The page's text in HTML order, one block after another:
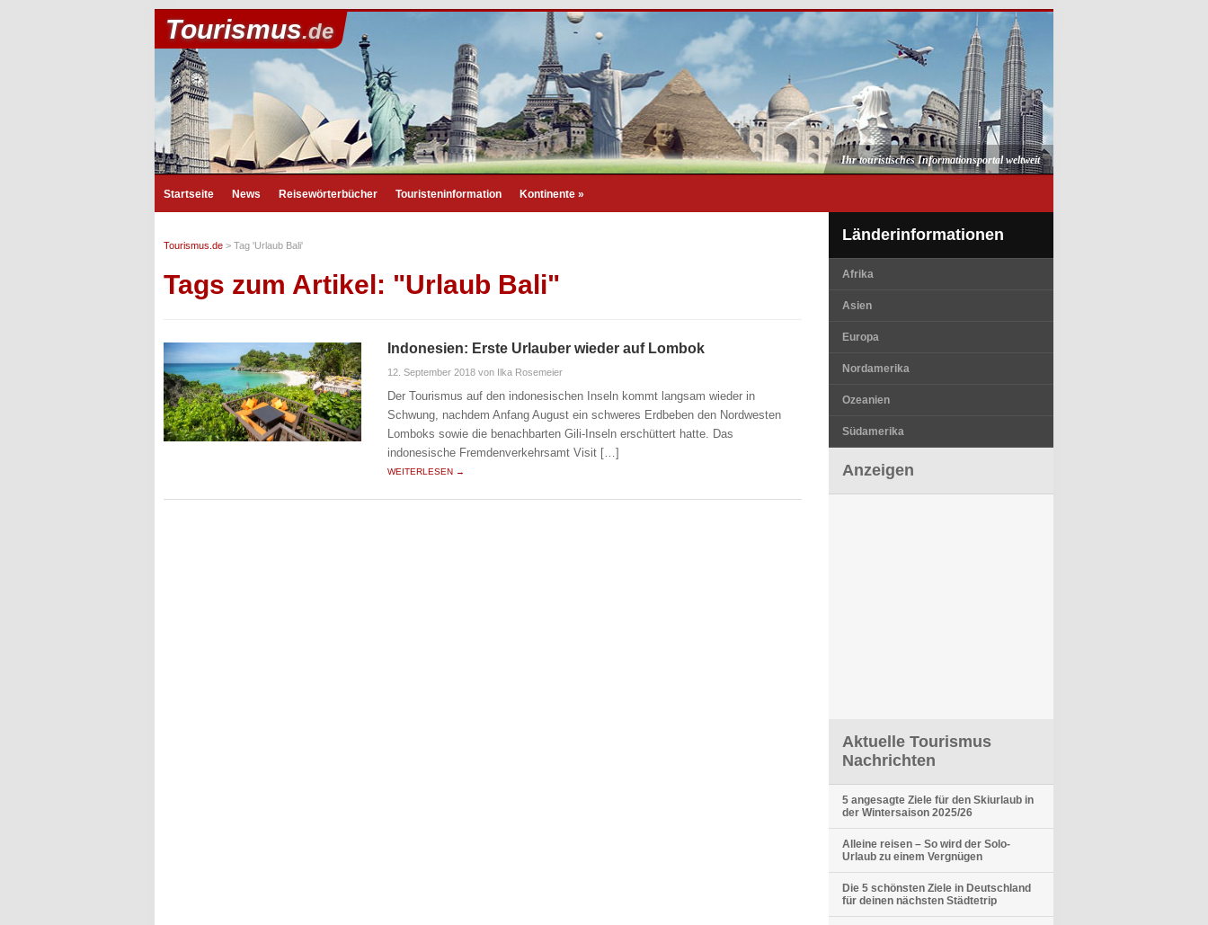
Tourismus.de
Ihr touristisches Informationsportal weltweit
Startseite News Reisewörterbücher Touristeninformation Kontinente »
Tourismus.de > Tag 'Urlaub Bali'
Tags zum Artikel: "Urlaub Bali"
Indonesien: Erste Urlauber wieder auf Lombok
12. September 2018 von Ilka Rosemeier
Der Tourismus auf den indonesischen Inseln kommt langsam wieder in
Schwung, nachdem Anfang August ein schweres Erdbeben den Nordwesten
Lomboks sowie die benachbarten Gili-Inseln erschüttert hatte. Das
indonesische Fremdenverkehrsamt Visit […]
WEITERLESEN →
Länderinformationen
Afrika
Asien
Europa
Nordamerika
Ozeanien
Südamerika
Anzeigen
Aktuelle Tourismus
Nachrichten
5 angesagte Ziele für den Skiurlaub in
der Wintersaison 2025/26
Alleine reisen – So wird der Solo-
Urlaub zu einem Vergnügen
Die 5 schönsten Ziele in Deutschland
für deinen nächsten Städtetrip